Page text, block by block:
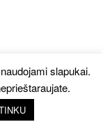
slapukai.